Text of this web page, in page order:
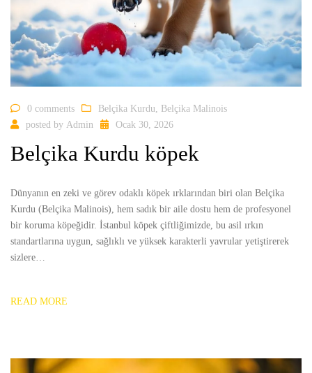
0 comments Belçika Kurdu, Belçika Malinois
posted by Admin Ocak 30, 2026
Belçika Kurdu köpek
Dünyanın en zeki ve görev odaklı köpek ırklarından biri olan Belçika
Kurdu (Belçika Malinois), hem sadık bir aile dostu hem de profesyonel
bir koruma köpeğidir. İstanbul köpek çiftliğimizde, bu asil ırkın
standartlarına uygun, sağlıklı ve yüksek karakterli yavrular yetiştirerek
sizlere…
READ MORE